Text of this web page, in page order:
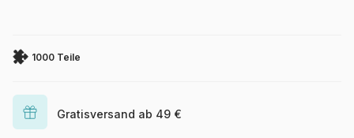
1000 Teile
Gratisversand ab 49 €